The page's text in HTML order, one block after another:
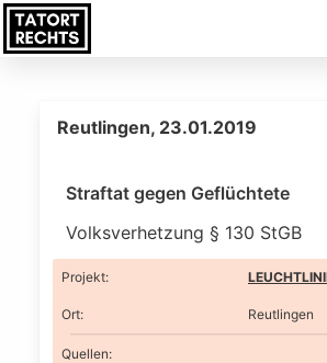
Reutlingen, 23.01.2019
Straftat gegen Geflüchtete
Volksverhetzung § 130 StGB
Projekt:
Ort: Reutlingen
Quellen: